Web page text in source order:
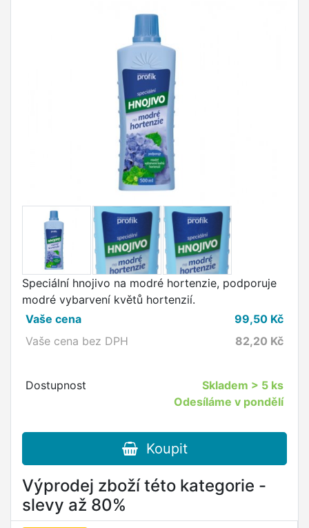
Speciální hnojivo na modré hortenzie, podporuje
modré vybarvení květů hortenzií.
Vaše cena
99,50 Kč
Vaše cena bez DPH
82,20 Kč
Dostupnost Skladem > 5 ks
Odesíláme v pondělí
Koupit
Výprodej zboží této kategorie -
slevy až 80%